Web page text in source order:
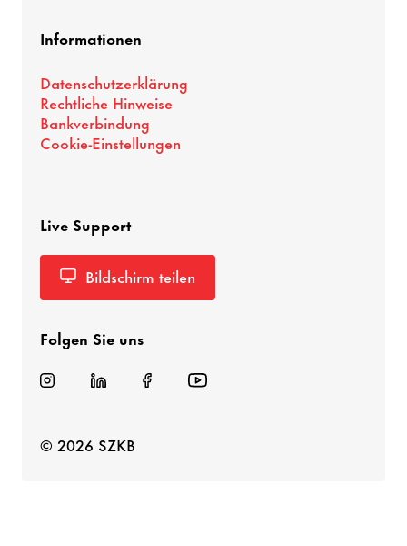
Informationen
Datenschutzerklärung
Rechtliche Hinweise
Bankverbindung
Cookie-Einstellungen
Live Support
Bildschirm teilen
Folgen Sie uns
© 2026 SZKB